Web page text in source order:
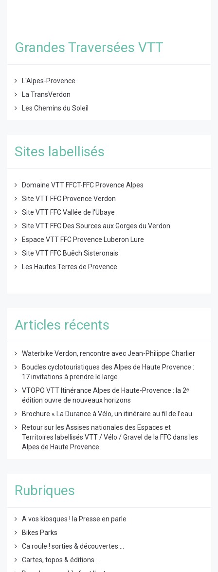
Grandes Traversées VTT
L'Alpes-Provence
La TransVerdon
Les Chemins du Soleil
Sites labellisés
Domaine VTT FFCT-FFC Provence Alpes
Site VTT FFC Provence Verdon
Site VTT FFC Vallée de l'Ubaye
Site VTT FFC Des Sources aux Gorges du Verdon
Espace VTT FFC Provence Luberon Lure
Site VTT FFC Buëch Sisteronais
Les Hautes Terres de Provence
Articles récents
Waterbike Verdon, rencontre avec Jean-Philippe Charlier
Boucles cyclotouristiques des Alpes de Haute Provence :
17 invitations à prendre le large
VTOPO VTT Itinérance Alpes de Haute-Provence : la 2ᵉ
édition ouvre de nouveaux horizons
Brochure « La Durance à Vélo, un itinéraire au fil de l’eau
Retour sur les Assises nationales des Espaces et
Territoires labellisés VTT / Vélo / Gravel de la FFC dans les
Alpes de Haute Provence
Rubriques
A vos kiosques ! la Presse en parle
Bikes Parks
Ca roule ! sorties & découvertes ...
Cartes, topos & éditions ...